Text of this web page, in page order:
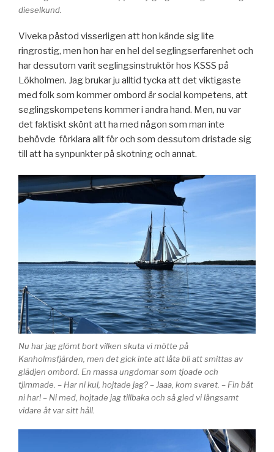
dieselkund.
Viveka påstod visserligen att hon kände sig lite
ringrostig, men hon har en hel del seglingserfarenhet och
har dessutom varit seglingsinstruktör hos KSSS på
Lökholmen. Jag brukar ju alltid tycka att det viktigaste
med folk som kommer ombord är social kompetens, att
seglingskompetens kommer i andra hand. Men, nu var
det faktiskt skönt att ha med någon som man inte
behövde förklara allt för och som dessutom dristade sig
till att ha synpunkter på skotning och annat.
Nu har jag glömt bort vilken skuta vi mötte på
Kanholmsfjärden, men det gick inte att låta bli att smittas av
glädjen ombord. En massa ungdomar som tjoade och
tjimmade. – Har ni kul, hojtade jag? – Jaaa, kom svaret. – Fin båt
ni har! – Ni med, hojtade jag tillbaka och så gled vi långsamt
vidare åt var sitt håll.